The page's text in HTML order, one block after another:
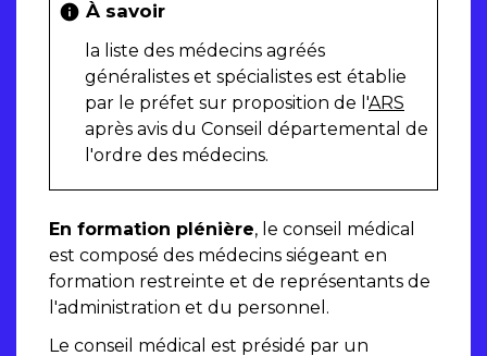
info À savoir
la liste des médecins agréés
généralistes et spécialistes est établie
par le préfet sur proposition de l'ARS
après avis du Conseil départemental de
l'ordre des médecins.
En formation plénière, le conseil médical
est composé des médecins siégeant en
formation restreinte et de représentants de
l'administration et du personnel.
Le conseil médical est présidé par un